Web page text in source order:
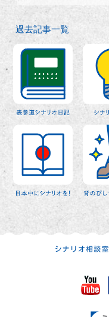
過去記事一覧